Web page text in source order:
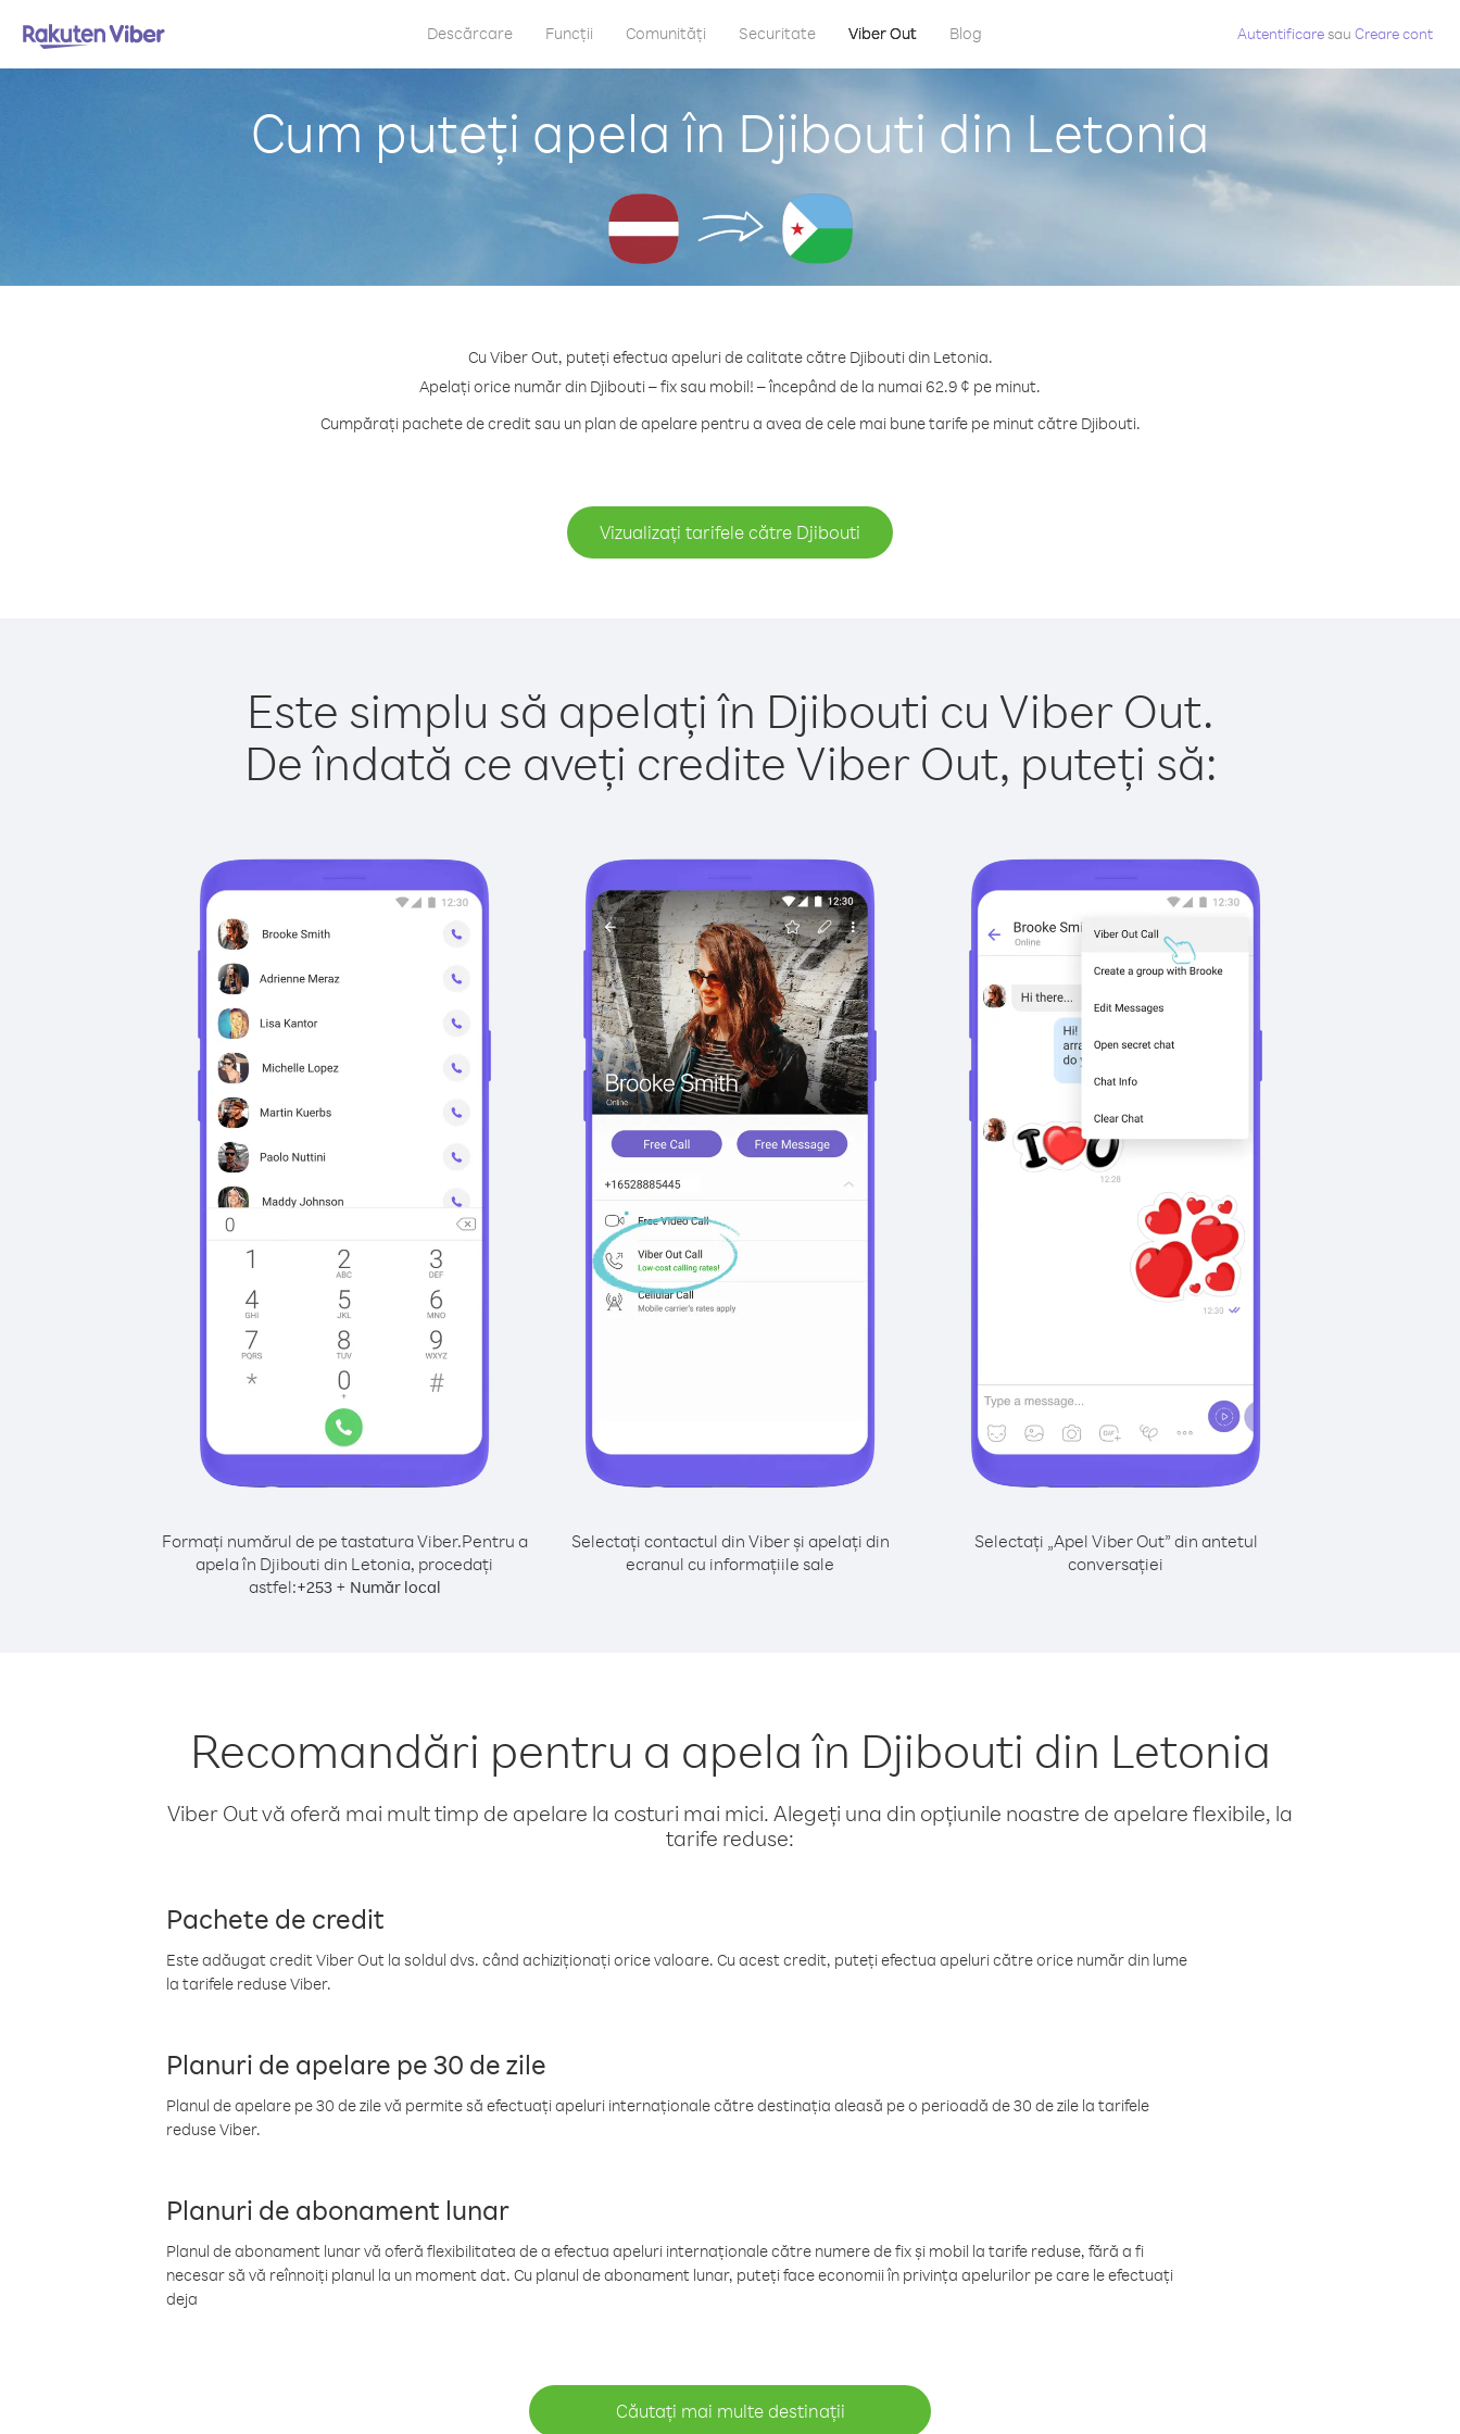
Descărcare Funcții Comunități Securitate Viber Out Blog Autentificaresau Creare cont
Cum puteți apela în Djibouti din Letonia
Cu Viber Out, puteți efectua apeluri de calitate către Djibouti din Letonia.
Apelați orice număr din Djibouti – fix sau mobil! – începând de la numai 62.9 ¢ pe minut.
Cumpărați pachete de credit sau un plan de apelare pentru a avea de cele mai bune tarife pe minut către Djibouti.
Vizualizați tarifele către Djibouti
Este simplu să apelați în Djibouti cu Viber Out.
De îndată ce aveți credite Viber Out, puteți să:
Formați numărul de pe tastatura Viber.Pentru a
apela în Djibouti din Letonia, procedați
astfel:+253+ Număr local
Selectați contactul din Viber și apelați din
ecranul cu informațiile sale
Selectați „Apel Viber Out” din antetul
conversației
Recomandări pentru a apela în Djibouti din Letonia
Viber Out vă oferă mai mult timp de apelare la costuri mai mici. Alegeți una din opțiunile noastre de apelare flexibile, la
tarife reduse:
Pachete de credit
Este adăugat credit Viber Out la soldul dvs. când achiziționați orice valoare. Cu acest credit, puteți efectua apeluri către orice număr din lume
la tarifele reduse Viber.
Planuri de apelare pe 30 de zile
Planul de apelare pe 30 de zile vă permite să efectuați apeluri internaționale către destinația aleasă pe o perioadă de 30 de zile la tarifele
reduse Viber.
Planuri de abonament lunar
Planul de abonament lunar vă oferă flexibilitatea de a efectua apeluri internaționale către numere de fix și mobil la tarife reduse, fără a fi
necesar să vă reînnoiți planul la un moment dat. Cu planul de abonament lunar, puteți face economii în privința apelurilor pe care le efectuați
deja
Căutați mai multe destinații